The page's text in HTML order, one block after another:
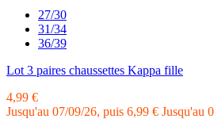
27/30
31/34
36/39
Lot 3 paires chaussettes Kappa fille
4,99 €
Jusqu'au 07/09/26, puis 6,99 € Jusqu'au